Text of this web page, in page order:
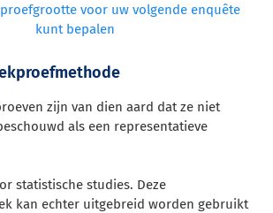
voor uw volgende enquête
kunt bepalen
zijn van dien aard dat ze niet
als een representatieve
statistische studies. Deze
kan echter uitgebreid worden gebruikt